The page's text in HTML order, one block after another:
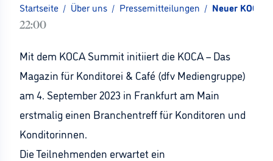
Startseite / Über uns / Pressemitteilungen / Neuer KOCA
22:00
Mit dem KOCA Summit initiiert die KOCA – Das
Magazin für Konditorei & Café (dfv Mediengruppe)
am 4. September 2023 in Frankfurt am Main
erstmalig einen Branchentreff für Konditoren und
Konditorinnen.
Die Teilnehmenden erwartet ein